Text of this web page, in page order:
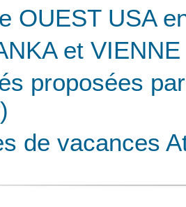
OUEST USA
et VIENNE
proposées
de vacances